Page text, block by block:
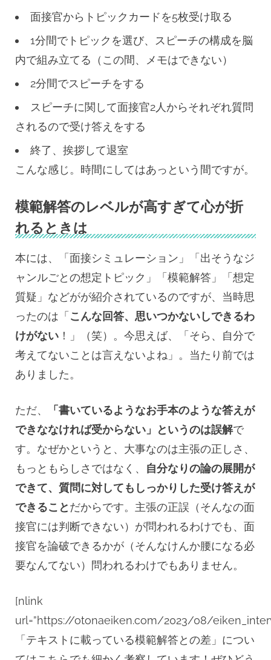
面接官からトピックカードを5枚受け取る
1分間でトピックを選び、スピーチの構成を脳
内で組み立てる（この間、メモはできない）
2分間でスピーチをする
スピーチに関して面接官2人からそれぞれ質問
されるので受け答えをする
終了、挨拶して退室
こんな感じ。時間にしてはあっという間ですが。
模範解答のレベルが高すぎて心が折
れるときは
本には、「面接シミュレーション」「出そうなジ
ャンルごとの想定トピック」「模範解答」「想定
質疑」などがが紹介されているのですが、当時思
ったのは「 こんな回答、思いつかないしできるわ
けがない ！」（笑）。今思えば、「そら、自分で
考えてないことは言えないよね」。当たり前では
ありました。
ただ、
「書いているようなお手本のような答えが
できななければ受からない」というのは誤解で
す。なぜかというと、大事なのは主張の正しさ、
もっともらしさではなく、 自分なりの論の展開が
できて、質問に対してもしっかりした受け答えが
できることだからです。主張の正誤（そんなの面
接官には判断できない）が問われるわけでも、面
接官を論破できるかが（そんなけんか腰になる必
要なんてない）問われるわけでもありません。
[nlink
url=”https://otonaeiken.com/2023/08/
「テキストに載っている模範解答との差」につい